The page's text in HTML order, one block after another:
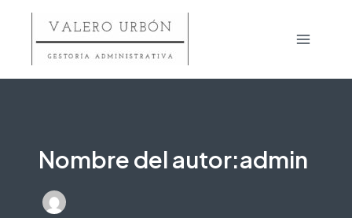
contenido
Nombre del autor:admin